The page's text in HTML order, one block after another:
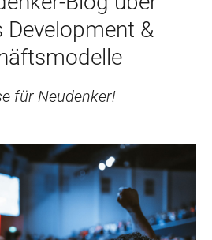
Development &
für Neudenker!